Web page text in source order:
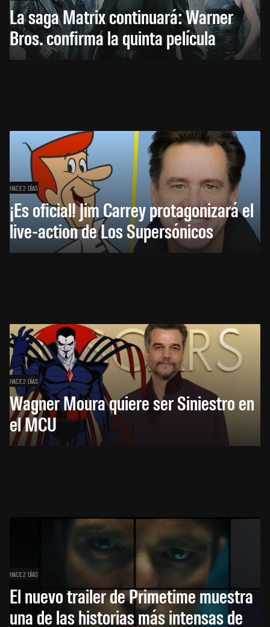
La saga Matrix continuará: Warner
Bros. confirma la quinta película
HACE 2 DÍAS
¡Es oficial! Jim Carrey protagonizará el
live-action de Los Supersónicos
HACE 2 DÍAS
Wagner Moura quiere ser Siniestro en
el MCU
HACE 2 DÍAS
El nuevo trailer de Primetime muestra
una de las historias más intensas de